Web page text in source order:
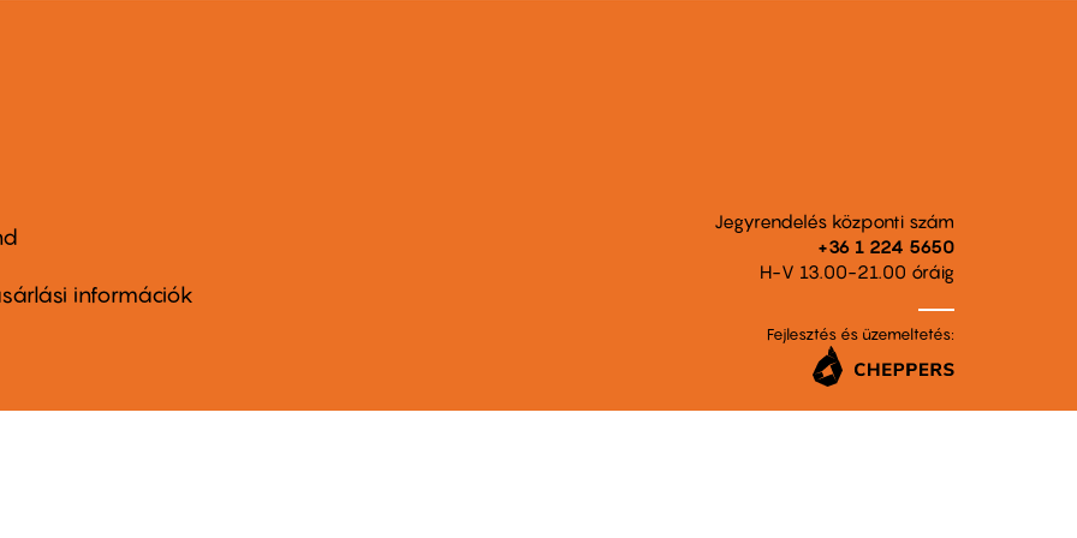
információk
Jegyrendelés központi szám
+36 1 224 5650
H-V 13.00-21.00 óráig
Fejlesztés és üzemeltetés: